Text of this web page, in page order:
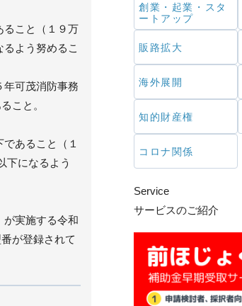
ること（１９万
よう努めるこ
年可茂消防事務
こと。
あること（１
下になるよう
が実施する令和
が登録されて
創業・起業・スタ
ートアップ
販路拡大
海外展開
知的財産権
コロナ関係
Service
サービスのご紹介